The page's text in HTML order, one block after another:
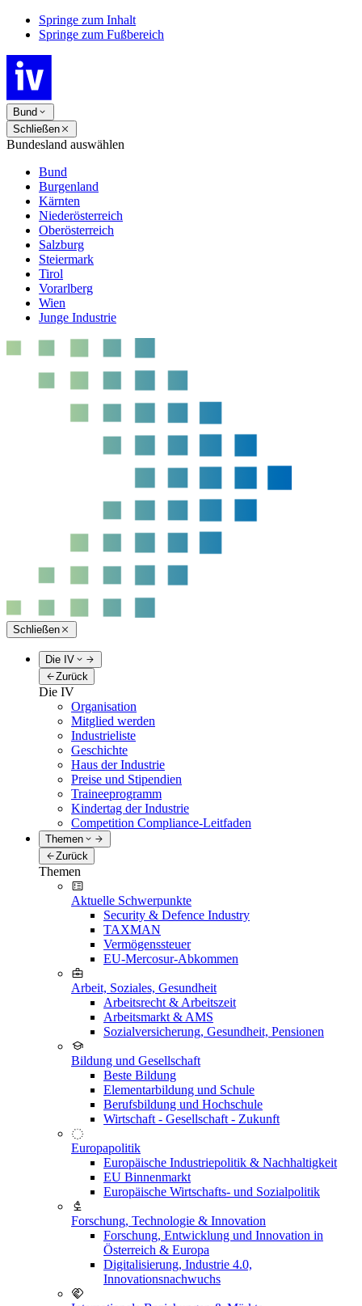
Springe zum Inhalt
Springe zum Fußbereich
Bund
Schließen
Bundesland auswählen
Bund
Burgenland
Kärnten
Niederösterreich
Oberösterreich
Salzburg
Steiermark
Tirol
Vorarlberg
Wien
Junge Industrie
Schließen
Die IV
Zurück
Die IV
Organisation
Mitglied werden
Industrieliste
Geschichte
Haus der Industrie
Preise und Stipendien
Traineeprogramm
Kindertag der Industrie
Competition Compliance-Leitfaden
Themen
Zurück
Themen
Aktuelle Schwerpunkte
Security & Defence Industry
TAXMAN
Vermögenssteuer
EU-Mercosur-Abkommen
Arbeit, Soziales, Gesundheit
Arbeitsrecht & Arbeitszeit
Arbeitsmarkt & AMS
Sozialversicherung, Gesundheit, Pensionen
Bildung und Gesellschaft
Beste Bildung
Elementarbildung und Schule
Berufsbildung und Hochschule
Wirtschaft - Gesellschaft - Zukunft
Europapolitik
Europäische Industriepolitik & Nachhaltigkeit
EU Binnenmarkt
Europäische Wirtschafts- und Sozialpolitik
Forschung, Technologie & Innovation
Forschung, Entwicklung und Innovation in
Österreich & Europa
Digitalisierung, Industrie 4.0,
Innovationsnachwuchs